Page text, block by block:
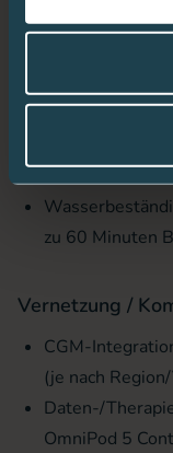
In dieser
Pod
Abmessungen:
zu 60 Minuten
Vernetzung /
CGM-
(je nach
Daten-/
OmniPod 5